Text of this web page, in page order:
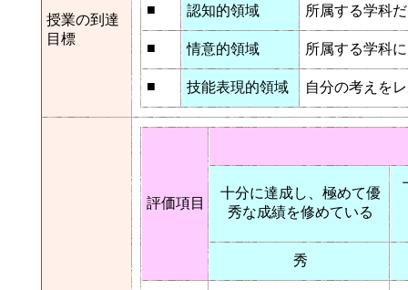
授業の到達
目標
■ 認知的領域 所属する学科
■ 情意的領域 所属する学科
■ 技能表現的領域 自分の考えを
評価項目
十分に達成し、極めて優
秀な成績を修めている
秀